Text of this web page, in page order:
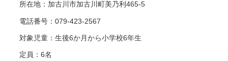
所在地：加古川市加古川町美乃利465-5
電話番号：079-423-2567
対象児童：生後6か月から小学校6年生
定員：6名